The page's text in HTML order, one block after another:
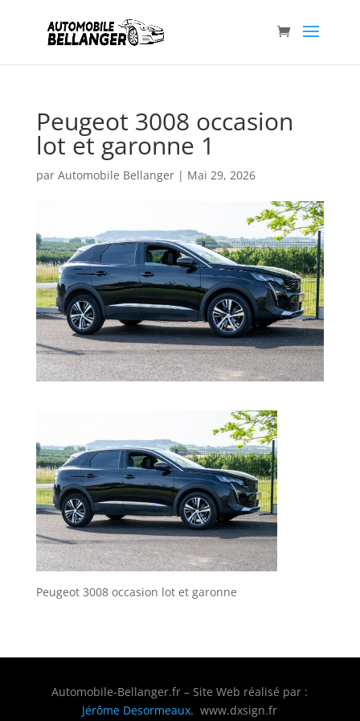
Peugeot 3008 occasion
lot et garonne 1
par Automobile Bellanger| Mai 29, 2026
Peugeot 3008 occasion lot et garonne
Automobile-Bellanger.fr – Site Web réalisé par :
Jérôme Desormeaux. www.dxsign.fr